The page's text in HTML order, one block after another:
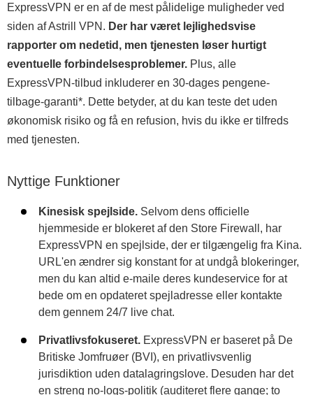
ExpressVPN er en af de mest pålidelige muligheder ved
siden af Astrill VPN. Der har været lejlighedsvise
rapporter om nedetid, men tjenesten løser hurtigt
eventuelle forbindelsesproblemer. Plus, alle
ExpressVPN-tilbud inkluderer en 30-dages pengene-
tilbage-garanti*. Dette betyder, at du kan teste det uden
økonomisk risiko og få en refusion, hvis du ikke er tilfreds
med tjenesten.
Nyttige Funktioner
Kinesisk spejlside. Selvom dens officielle
hjemmeside er blokeret af den Store Firewall, har
ExpressVPN en spejlside, der er tilgængelig fra Kina.
URL'en ændrer sig konstant for at undgå blokeringer,
men du kan altid e-maile deres kundeservice for at
bede om en opdateret spejladresse eller kontakte
dem gennem 24/7 live chat.
Privatlivsfokuseret. ExpressVPN er baseret på De
Britiske Jomfruøer (BVI), en privatlivsvenlig
jurisdiktion uden datalagringslove. Desuden har det
en streng no-logs-politik (auditeret flere gange; to